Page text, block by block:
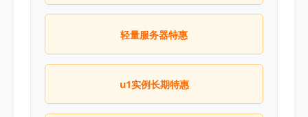
轻量服务器特惠
u1实例长期特惠